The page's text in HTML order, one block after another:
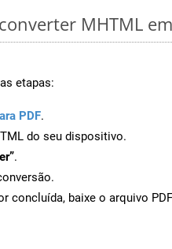
MHTML
etapas:
PDF.
do seu dispositivo.
.
concluída, baixe o arquivo